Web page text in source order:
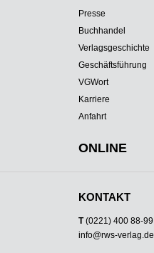
Presse
Buchhandel
Verlagsgeschichte
Geschäftsführung
VGWort
Karriere
Anfahrt
ONLINE
KONTAKT
T(0221) 400 88-99
info@rws-verlag.de